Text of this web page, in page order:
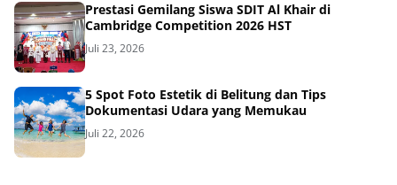
Prestasi Gemilang Siswa SDIT Al Khair di
Cambridge Competition 2026 HST
Juli 23, 2026
5 Spot Foto Estetik di Belitung dan Tips
Dokumentasi Udara yang Memukau
Juli 22, 2026